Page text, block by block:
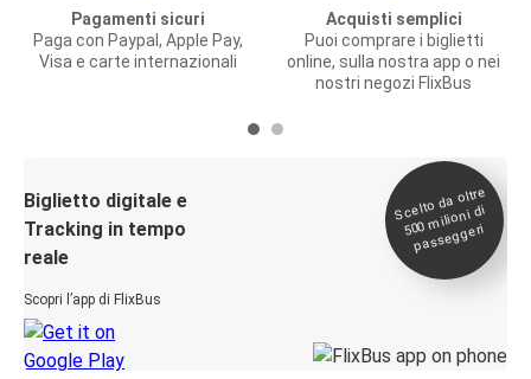
Pagamenti sicuri
Paga con Paypal, Apple Pay,
Visa e carte internazionali
Acquisti semplici
Puoi comprare i biglietti
online, sulla nostra app o nei
nostri negozi FlixBus
Biglietto digitale e
Tracking in tempo
reale
Scopri l’app di FlixBus
Scelto da oltre
500
milioni di
passeggeri